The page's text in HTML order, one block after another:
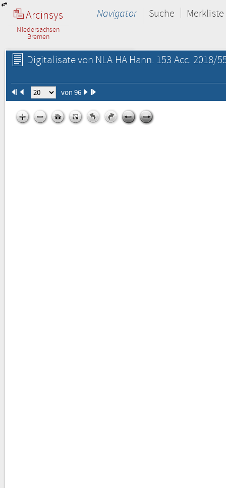
Arcinsys
Niedersachsen
Bremen
Navigator Suche Merkliste
Digitalisate von NLA HA Hann. 153 Acc. 2018/
von 96